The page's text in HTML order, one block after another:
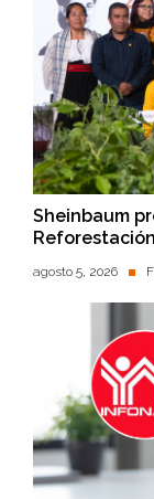
Sheinbaum
Reforestación
agosto 5, 2026